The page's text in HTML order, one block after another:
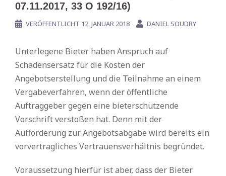
07.11.2017, 33 O 192/16)
VERÖFFENTLICHT 12. JANUAR 2018 DANIEL SOUDRY
Unterlegene Bieter haben Anspruch auf
Schadensersatz für die Kosten der
Angebotserstellung und die Teilnahme an einem
Vergabeverfahren, wenn der öffentliche
Auftraggeber gegen eine bieterschützende
Vorschrift verstoßen hat. Denn mit der
Aufforderung zur Angebotsabgabe wird bereits ein
vorvertragliches Vertrauensverhältnis begründet.
Voraussetzung hierfür ist aber, dass der Bieter